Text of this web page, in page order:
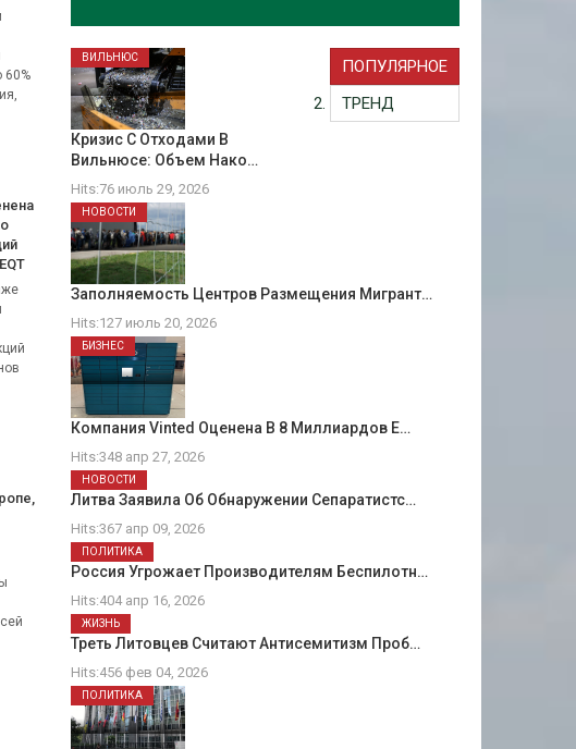
60%
ПОПУЛЯРНОЕ
ТРЕНД
Кризис С Отходами В
Вильнюсе: Объем Нако…
Hits:76 июль 29, 2026
ВИЛЬНЮС
Заполняемость Центров Размещения Мигрант…
Hits:127 июль 20, 2026
НОВОСТИ
Компания Vinted Оценена В 8 Миллиардов Е…
Hits:348 апр 27, 2026
БИЗНЕС
Литва Заявила Об Обнаружении Сепаратистс…
Hits:367 апр 09, 2026
НОВОСТИ
Россия Угрожает Производителям Беспилотн…
Hits:404 апр 16, 2026
ПОЛИТИКА
Треть Литовцев Считают Антисемитизм Проб…
Hits:456 фев 04, 2026
ЖИЗНЬ
ПОЛИТИКА